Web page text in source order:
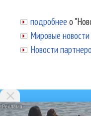
подробнее о
Мировые новости
Новости